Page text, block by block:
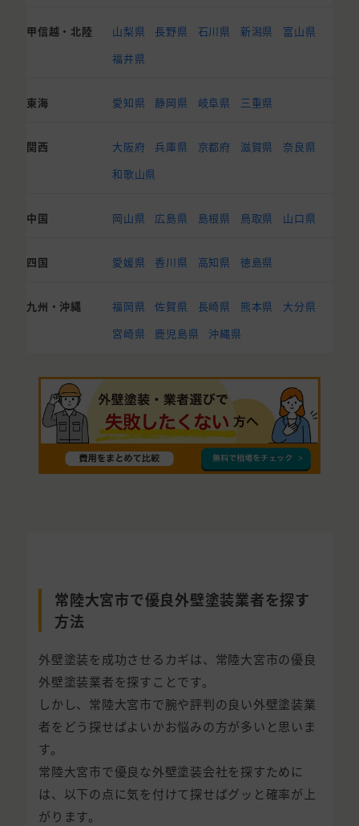
甲信越・北陸 山梨県 長野県 石川県 新潟県
富山県
福井県
東海 愛知県 静岡県 岐阜県 三重県
関西 大阪府 兵庫県 京都府 滋賀県
奈良県
和歌山県
中国 岡山県 広島県 島根県 鳥取県 山口県
四国 愛媛県 香川県 高知県 徳島県
九州・沖縄 福岡県 佐賀県 長崎県 熊本県
大分県
宮崎県
鹿児島県 沖縄県
常陸大宮市で優良外壁塗装業者を探す
方法
外壁塗装を成功させるカギは、常陸大宮市の優良
外壁塗装業者を探すことです。
しかし、常陸大宮市で腕や評判の良い外壁塗装業
者をどう探せばよいかお悩みの方が多いと思いま
す。
常陸大宮市で優良な外壁塗装会社を探すために
は、以下の点に気を付けて探せばグッと確率が上
がります。